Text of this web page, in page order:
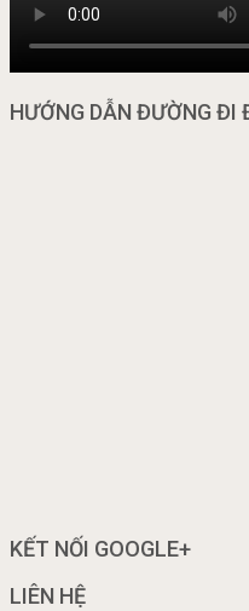
HƯỚNG DẪN ĐƯỜNG ĐI
KẾT NỐI GOOGLE+
LIÊN HỆ